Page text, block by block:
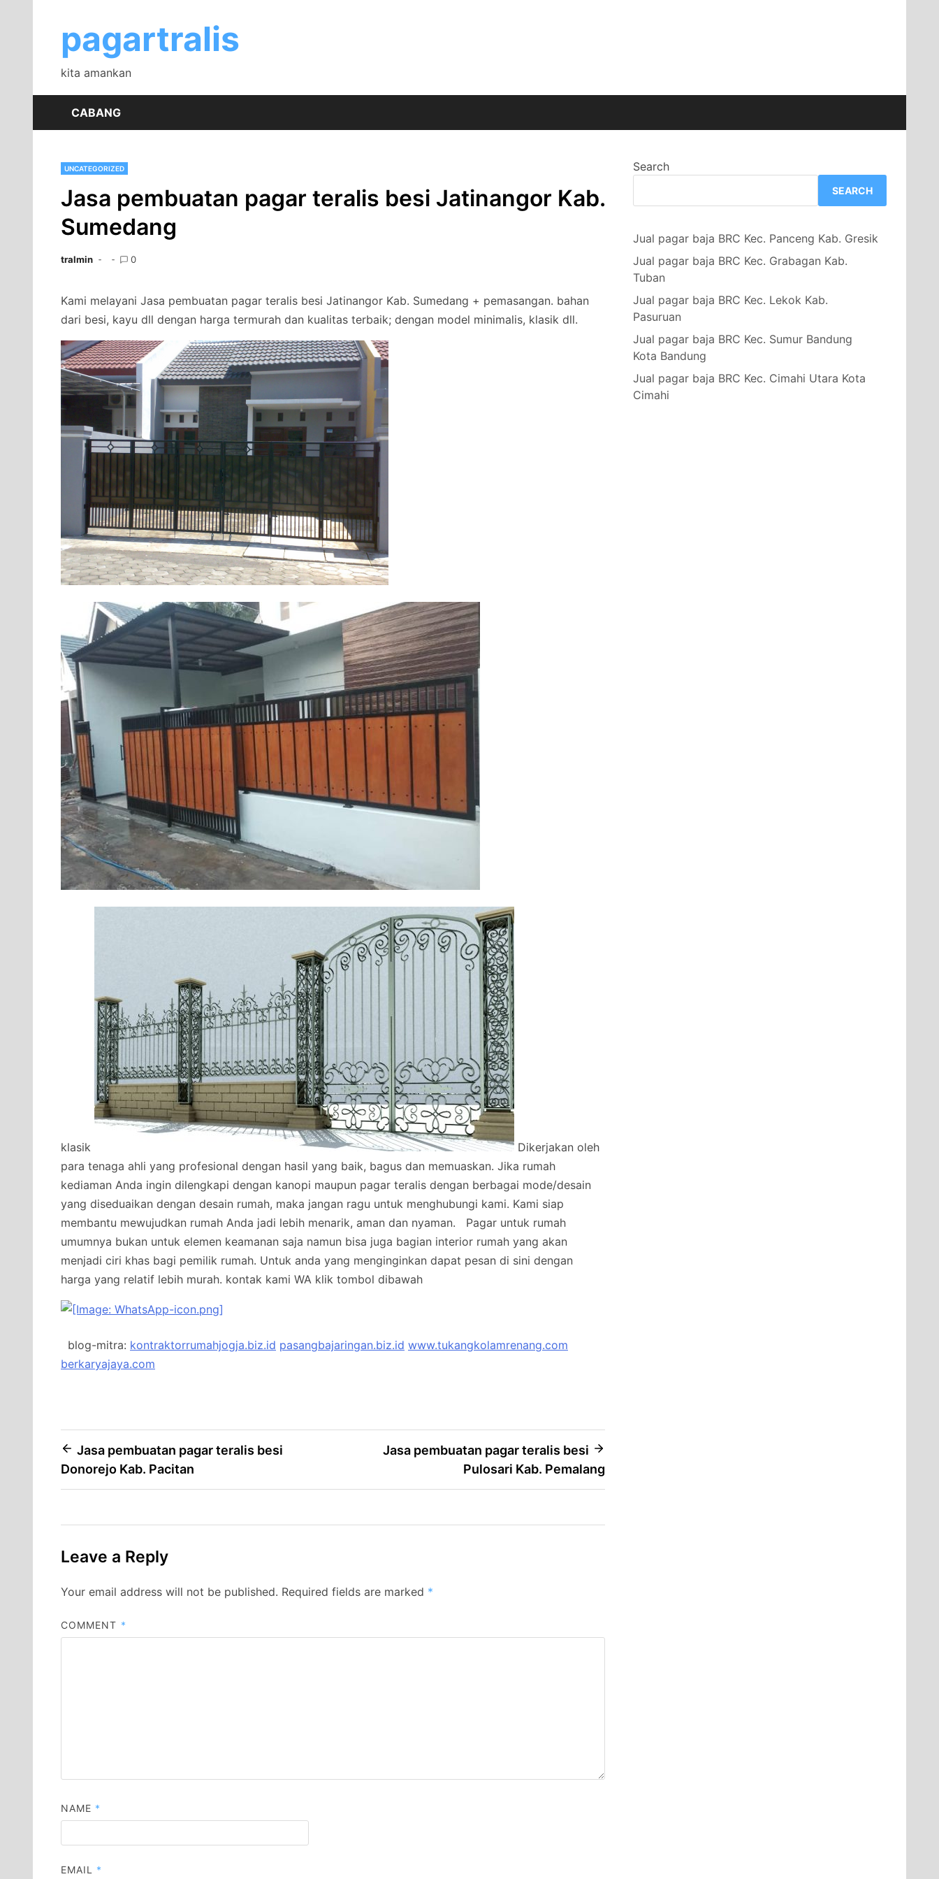
contentpagartralis
kita amankan
CABANG
UNCATEGORIZED
Jasa pembuatan pagar teralis besi Jatinangor Kab.
Sumedang
tralmin 0
Kami melayani Jasa pembuatan pagar teralis besi Jatinangor Kab. Sumedang + pemasangan. bahan
dari besi, kayu dll dengan harga termurah dan kualitas terbaik; dengan model minimalis, klasik dll.
klasik
Dikerjakan oleh
para tenaga ahli yang profesional dengan hasil yang baik, bagus dan memuaskan. Jika rumah
kediaman Anda ingin dilengkapi dengan kanopi maupun pagar teralis dengan berbagai mode/desain
yang diseduaikan dengan desain rumah, maka jangan ragu untuk menghubungi kami. Kami siap
membantu mewujudkan rumah Anda jadi lebih menarik, aman dan nyaman.
Pagar untuk rumah
umumnya bukan untuk elemen keamanan saja namun bisa juga bagian interior rumah yang akan
menjadi ciri khas bagi pemilik rumah. Untuk anda yang menginginkan dapat pesan di sini dengan
harga yang relatif lebih murah. kontak kami WA klik tombol dibawah
blog-mitra: kontraktorrumahjogja.biz.id pasangbajaringan.biz.id www.tukangkolamrenang.com
berkaryajaya.com
Post
navigation
Jasa pembuatan pagar teralis besi
Donorejo Kab. Pacitan
Jasa pembuatan pagar teralis besi
Pulosari Kab. Pemalang
Leave a Reply
Your email address will not be published. Required fields are marked *
COMMENT *
NAME *
EMAIL *
Search
SEARCH
Jual pagar baja BRC Kec. Panceng Kab. Gresik
Jual pagar baja BRC Kec. Grabagan Kab.
Tuban
Jual pagar baja BRC Kec. Lekok Kab.
Pasuruan
Jual pagar baja BRC Kec. Sumur Bandung
Kota Bandung
Jual pagar baja BRC Kec. Cimahi Utara Kota
Cimahi